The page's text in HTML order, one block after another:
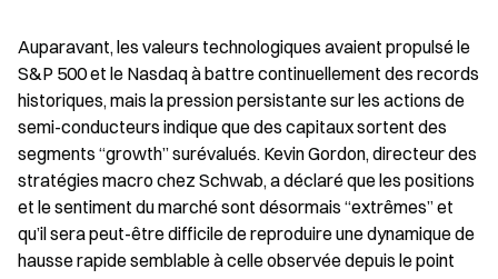
Auparavant, les valeurs technologiques avaient propulsé le
S&P 500 et le Nasdaq à battre continuellement des records
historiques, mais la pression persistante sur les actions de
semi-conducteurs indique que des capitaux sortent des
segments “growth” surévalués. Kevin Gordon, directeur des
stratégies macro chez Schwab, a déclaré que les positions
et le sentiment du marché sont désormais “extrêmes” et
qu’il sera peut-être difficile de reproduire une dynamique de
hausse rapide semblable à celle observée depuis le point